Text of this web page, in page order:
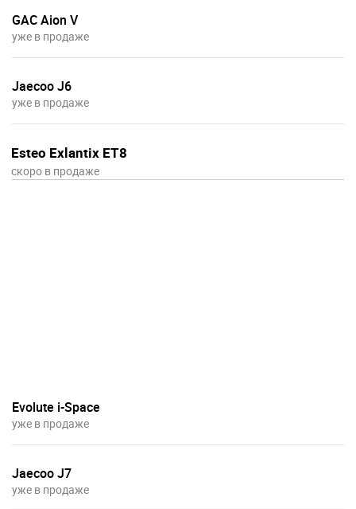
GAC Aion V
уже в продаже
Jaecoo J6
уже в продаже
Esteo Exlantix ET8
скоро в продаже
Evolute i-Space
уже в продаже
Jaecoo J7
уже в продаже